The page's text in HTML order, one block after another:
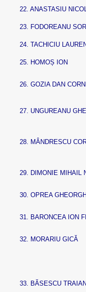
22. ANASTASIU
23. FODOREANU
24. TACHICIU
25. HOMOȘ ION
26. GOZIA DAN
27. UNGUREANU
28. MÂNDRESCU
29. DIMONIE MIHAIL
30. OPREA
31. BARONCEA ION
32. MORARIU GICĂ
33. BĂSESCU TRAIAN